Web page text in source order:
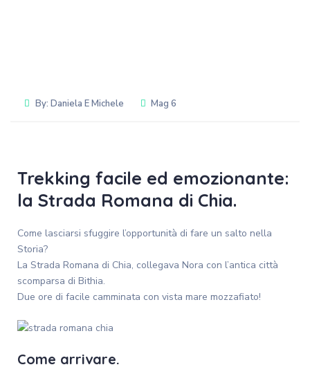
By: Daniela E Michele Mag 6
Trekking facile ed emozionante:
la Strada Romana di Chia.
Come lasciarsi sfuggire l’opportunità di fare un salto nella
Storia?
La Strada Romana di Chia, collegava Nora con l’antica città
scomparsa di Bithia.
Due ore di facile camminata con vista mare mozzafiato!
Come arrivare.